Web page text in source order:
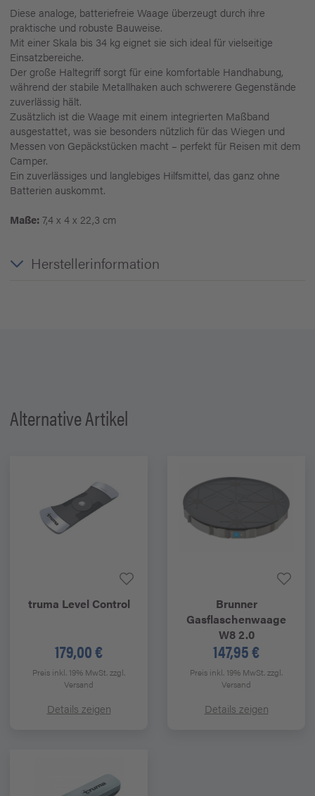
Diese analoge, batteriefreie Waage überzeugt durch ihre
praktische und robuste Bauweise.
Mit einer Skala bis 34 kg eignet sie sich ideal für vielseitige
Einsatzbereiche.
Der große Haltegriff sorgt für eine komfortable Handhabung,
während der stabile Metallhaken auch schwerere Gegenstände
zuverlässig hält.
Zusätzlich ist die Waage mit einem integrierten Maßband
ausgestattet, was sie besonders nützlich für das Wiegen und
Messen von Gepäckstücken macht – perfekt für Reisen mit dem
Camper.
Ein zuverlässiges und langlebiges Hilfsmittel, das ganz ohne
Batterien auskommt.
Maße: 7,4 x 4 x 22,3 cm
Herstellerinformation
Alternative Artikel
truma Level Control
179,00 €
Preis inkl. 19% MwSt.zzgl.
Versand
Details zeigen
Brunner
Gasflaschenwaage
W8 2.0
147,95 €
Preis inkl. 19% MwSt.zzgl.
Versand
Details zeigen